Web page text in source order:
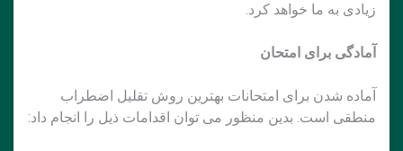
زیادی به ما خواهد کرد.
آمادگی برای امتحان
آماده شدن برای امتحانات بهترین روش تقلیل اضطراب
منطقی است. بدین منظور می توان اقدامات ذیل را انجام داد: